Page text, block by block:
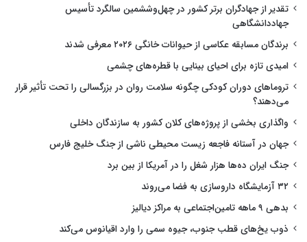
تقدیر از جهادگران برتر کشور در چهل‌وششمین سالگرد تأسیس
جهاددانشگاهی
برندگان مسابقه عکاسی از حیوانات خانگی ۲۰۲۶ معرفی شدند
امیدی تازه برای احیای بینایی با قطره‌های چشمی
تروماهای دوران کودکی چگونه سلامت روان در بزرگسالی را تحت تأثیر قرار
می‌دهند؟
واگذاری بخشی از پروژه‌های کلان کشور به سازندگان داخلی
جهان در آستانه فاجعه زیست محیطی ناشی از جنگ خلیج فارس
جنگ ایران ده‌ها هزار شغل را در آمریکا از بین برد
۳۲ آزمایشگاه داروسازی به فضا می‌روند
بدهی ۹ ماهه تامین‌اجتماعی به مراکز دیالیز
ذوب یخ‌های قطب جنوب، جیوه سمی را وارد اقیانوس می‌کند